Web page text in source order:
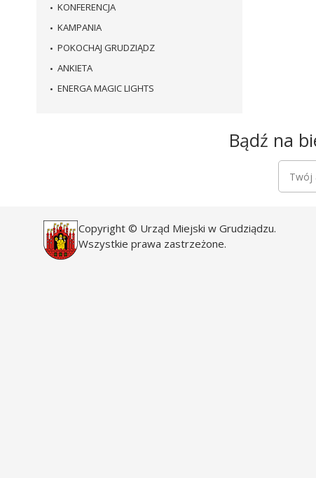
KONFERENCJA
KAMPANIA
POKOCHAJ GRUDZIĄDZ
ANKIETA
ENERGA MAGIC LIGHTS
Bądź na
Copyright © Urząd Miejski w Grudziądzu.
Wszystkie prawa zastrzeżone.